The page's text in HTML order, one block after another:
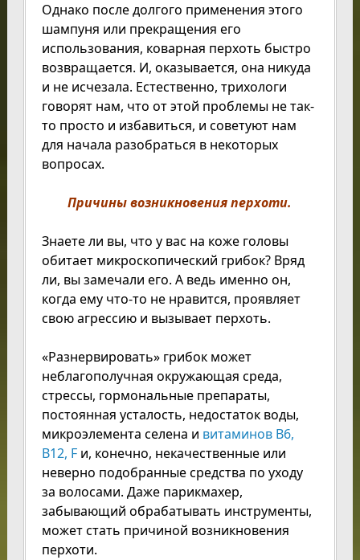
Однако после долгого применения этого
шампуня или прекращения его
использования, коварная перхоть быстро
возвращается. И, оказывается, она никуда
и не исчезала. Естественно, трихологи
говорят нам, что от этой проблемы не так-
то просто и избавиться, и советуют нам
для начала разобраться в некоторых
вопросах.
Причины возникновения перхоти.
Знаете ли вы, что у вас на коже головы
обитает микроскопический грибок? Вряд
ли, вы замечали его. А ведь именно он,
когда ему что-то не нравится, проявляет
свою агрессию и вызывает перхоть.
«Разнервировать» грибок может
неблагополучная окружающая среда,
стрессы, гормональные препараты,
постоянная усталость, недостаток воды,
микроэлемента селена и витаминов В6,
B12, Fи, конечно, некачественные или
неверно подобранные средства по уходу
за волосами. Даже парикмахер,
забывающий обрабатывать инструменты,
может стать причиной возникновения
перхоти.